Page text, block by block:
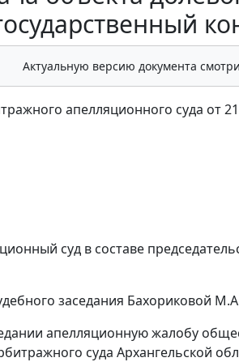
Актуальную версию документа
апелляционного суда от
суд в составе
заседания Бахориковой
апелляционную жалобу
суда Архангельской